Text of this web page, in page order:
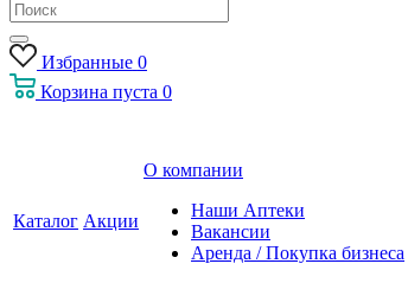
Избранные 0
Корзина пуста 0
Каталог Акции
О компании
Наши Аптеки
Вакансии
Аренда / Покупка бизнеса